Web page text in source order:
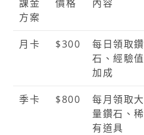
課金
方案
價格 內容
月卡 $300
每日領取鑽
石、經驗值
加成
季卡 $800
每月領取大
量鑽石、稀
有道具